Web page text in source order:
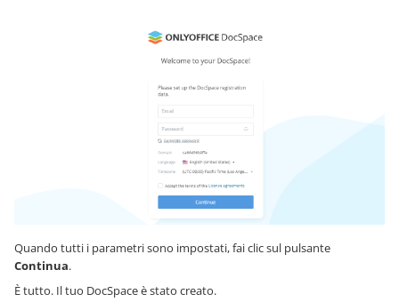
Quando tutti i parametri sono impostati, fai clic sul pulsante
Continua.
È tutto. Il tuo DocSpace è stato creato.